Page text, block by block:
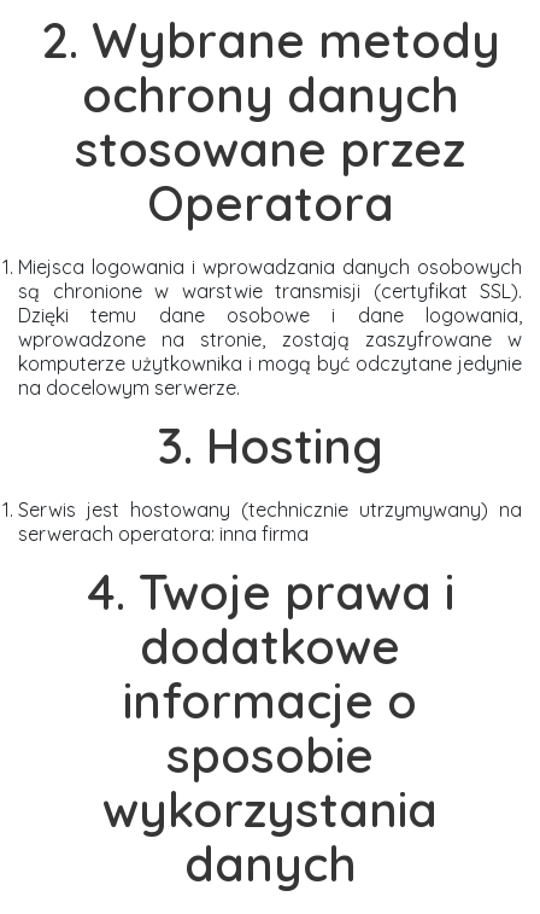
2. Wybrane metody
ochrony danych
stosowane przez
Operatora
Miejsca logowania i wprowadzania danych osobowych
są chronione w warstwie transmisji (certyfikat SSL).
Dzięki temu dane osobowe i dane logowania,
wprowadzone na stronie, zostają zaszyfrowane w
komputerze użytkownika i mogą być odczytane jedynie
na docelowym serwerze.
3. Hosting
Serwis jest hostowany (technicznie utrzymywany) na
serwerach operatora: inna firma
4. Twoje prawa i
dodatkowe
informacje o
sposobie
wykorzystania
danych